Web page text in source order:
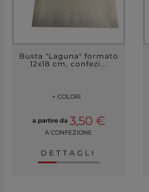
Busta "Laguna" formato
12x18 cm, confezi...
+ COLORI
a partire da 3,50 €
A CONFEZIONE
DETTAGLI